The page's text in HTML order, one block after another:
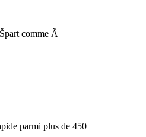
comme Ã
parmi plus de 450